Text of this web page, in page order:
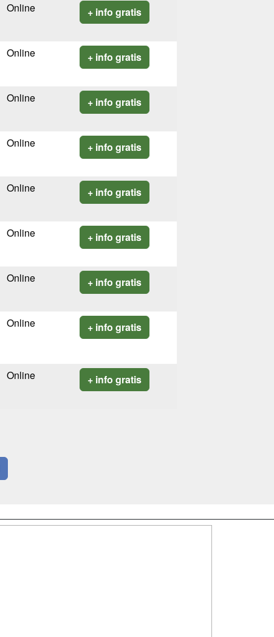
Online + info gratis
Online + info gratis
Online + info gratis
Online + info gratis
Online + info gratis
Online + info gratis
Online + info gratis
Online + info gratis
Online + info gratis